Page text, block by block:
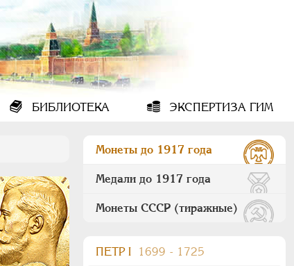
БИБЛИОТЕКА ЭКСПЕРТИЗА ГИМ
Монеты до 1917 года
Медали до 1917 года
Монеты СССР (тиражные)
ПEТР I 1699 - 1725